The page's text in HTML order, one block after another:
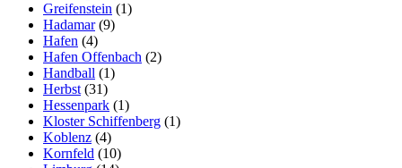
Greifenstein (1)
Hadamar(9)
Hafen (4)
Hafen Offenbach (2)
Handball (1)
Herbst (31)
Hessenpark (1)
Kloster Schiffenberg (1)
Koblenz (4)
Kornfeld (10)